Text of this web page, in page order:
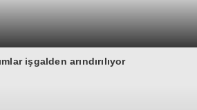
işgalden arındırılıyor